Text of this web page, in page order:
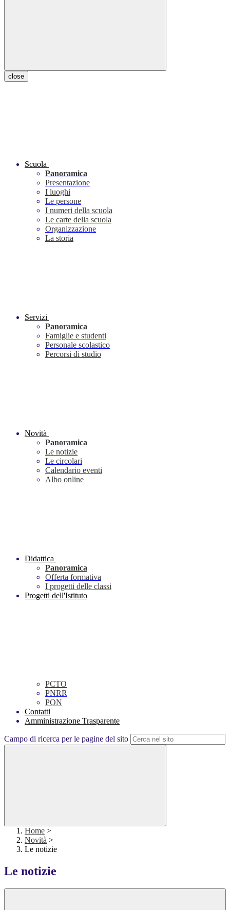
close
Scuola
Panoramica
Presentazione
I luoghi
Le persone
I numeri della scuola
Le carte della scuola
Organizzazione
La storia
Servizi
Panoramica
Famiglie e studenti
Personale scolastico
Percorsi di studio
Novità
Panoramica
Le notizie
Le circolari
Calendario eventi
Albo online
Didattica
Panoramica
Offerta formativa
I progetti delle classi
Progetti dell'Istituto
PCTO
PNRR
PON
Contatti
Amministrazione Trasparente
Campo di ricerca per le pagine del sito
Home >
Novità >
Le notizie
Le notizie